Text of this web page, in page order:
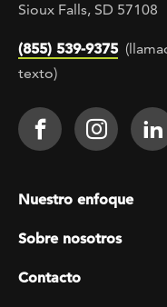
Sioux Falls, SD 57108
(855) 539-9375
texto)
Footer Social
Face ItFace
Footer menu
Nuestro enfoque
Sobre nosotros
Contacto